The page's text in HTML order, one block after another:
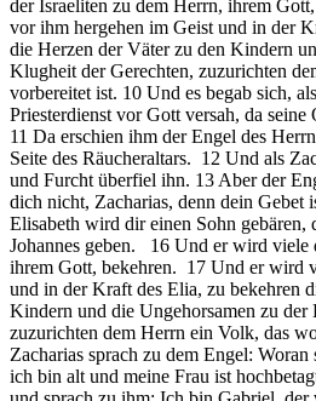
der Israeliten zu dem Herrn, ihrem
vor ihm hergehen im Geist und in der
die Herzen der Väter zu den Kindern
Klugheit der Gerechten, zuzurichten
vorbereitet ist. 10 Und es begab sich,
Priesterdienst vor Gott versah, da
11 Da erschien ihm der Engel des
Seite des Räucheraltars. 12 Und als
und Furcht überfiel ihn. 13 Aber der
dich nicht, Zacharias, denn dein Gebet
Elisabeth wird dir einen Sohn gebären,
Johannes geben. 16 Und er wird viele
ihrem Gott, bekehren. 17 Und er wird
und in der Kraft des Elia, zu bekehren
Kindern und die Ungehorsamen zu der
zuzurichten dem Herrn ein Volk, das
Zacharias sprach zu dem Engel:
ich bin alt und meine Frau ist